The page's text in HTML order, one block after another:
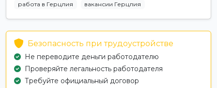
работа в Герцлия
вакансии Герцлия
Безопасность при трудоустройстве
Не переводите деньги работодателю
Проверяйте легальность работодателя
Требуйте официальный договор